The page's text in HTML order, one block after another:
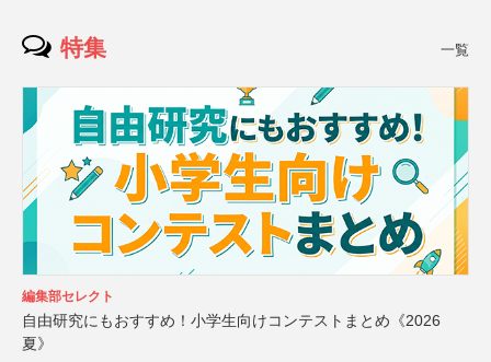
特集 一覧
編集部セレクト
自由研究にもおすすめ！小学生向けコンテストまとめ《2026
夏》